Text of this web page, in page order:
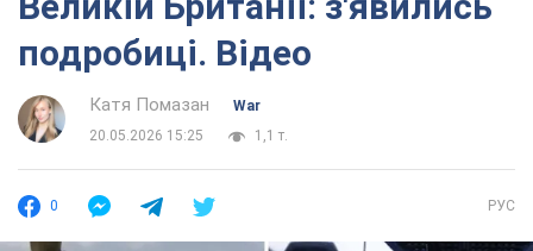
подробиці. Відео
Катя Помазан
War
20.05.2026 15:25
1,1 т.
0 РУС